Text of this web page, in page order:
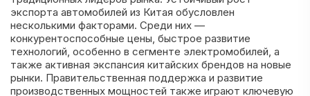
экспорта автомобилей из Китая обусловлен
несколькими факторами. Среди них —
конкурентоспособные цены, быстрое развитие
технологий, особенно в сегменте электромобилей, а
также активная экспансия китайских брендов на новые
рынки. Правительственная поддержка и развитие
производственных мощностей также играют ключевую